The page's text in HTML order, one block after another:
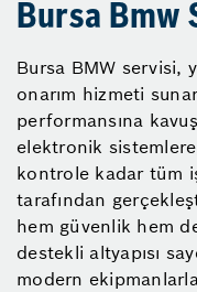
Bursa Bmw
Bursa BMW servisi,
onarım hizmeti
performansına
elektronik
kontrole kadar tüm
tarafından
hem güvenlik hem
destekli altyapısı
modern